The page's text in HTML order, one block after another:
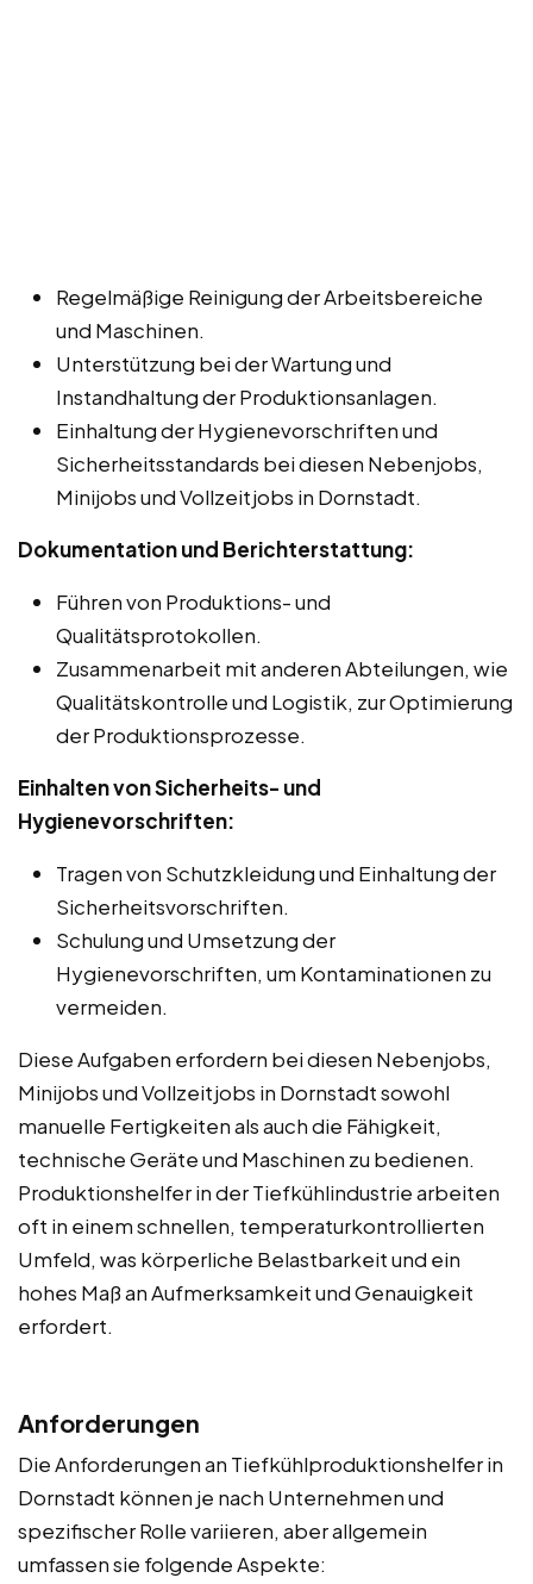
Regelmäßige Reinigung der Arbeitsbereiche
und Maschinen.
Unterstützung bei der Wartung und
Instandhaltung der Produktionsanlagen.
Einhaltung der Hygienevorschriften und
Sicherheitsstandards bei diesen Nebenjobs,
Minijobs und Vollzeitjobs in Dornstadt.
Dokumentation und Berichterstattung:
Führen von Produktions- und
Qualitätsprotokollen.
Zusammenarbeit mit anderen Abteilungen, wie
Qualitätskontrolle und Logistik, zur Optimierung
der Produktionsprozesse.
Einhalten von Sicherheits- und
Hygienevorschriften:
Tragen von Schutzkleidung und Einhaltung der
Sicherheitsvorschriften.
Schulung und Umsetzung der
Hygienevorschriften, um Kontaminationen zu
vermeiden.
Diese Aufgaben erfordern bei diesen Nebenjobs,
Minijobs und Vollzeitjobs in Dornstadt sowohl
manuelle Fertigkeiten als auch die Fähigkeit,
technische Geräte und Maschinen zu bedienen.
Produktionshelfer in der Tiefkühlindustrie arbeiten
oft in einem schnellen, temperaturkontrollierten
Umfeld, was körperliche Belastbarkeit und ein
hohes Maß an Aufmerksamkeit und Genauigkeit
erfordert.
Anforderungen
Die Anforderungen an Tiefkühlproduktionshelfer in
Dornstadt können je nach Unternehmen und
spezifischer Rolle variieren, aber allgemein
umfassen sie folgende Aspekte: